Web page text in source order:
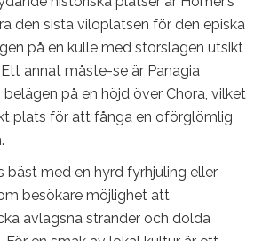
den sista viloplatsen för den episka
på en kulle med storslagen utsikt
annat måste-se är Panagia
belägen på en höjd över Chora, vilket
plats för att fånga en oförglömlig
bäst med en hyrd fyrhjuling eller
besökare möjlighet att
avlägsna stränder och dolda